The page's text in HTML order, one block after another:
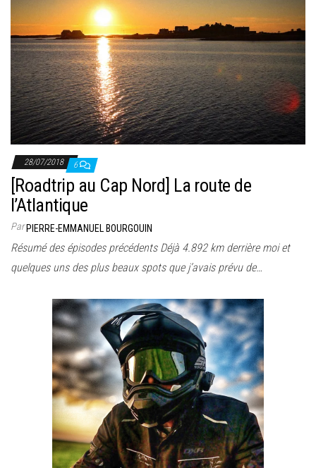
28/07/2018 6
[Roadtrip au Cap Nord] La route de
l’Atlantique
ParPIERRE-EMMANUEL BOURGOUIN
Résumé des épisodes précédents Déjà 4.892 km derrière moi et
quelques uns des plus beaux spots que j’avais prévu de…